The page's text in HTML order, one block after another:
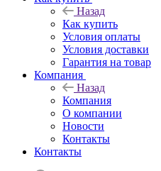
Назад
Как купить
Условия оплаты
Условия доставки
Гарантия на товар
Компания
Назад
Компания
О компании
Новости
Контакты
Контакты